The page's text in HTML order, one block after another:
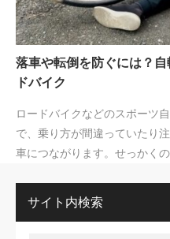
落車や転倒を防ぐには？
ドバイク
ロードバイクなどのスポーツ
で、乗り方が間違っていたり
車につながります。せっかく
サイト内検索